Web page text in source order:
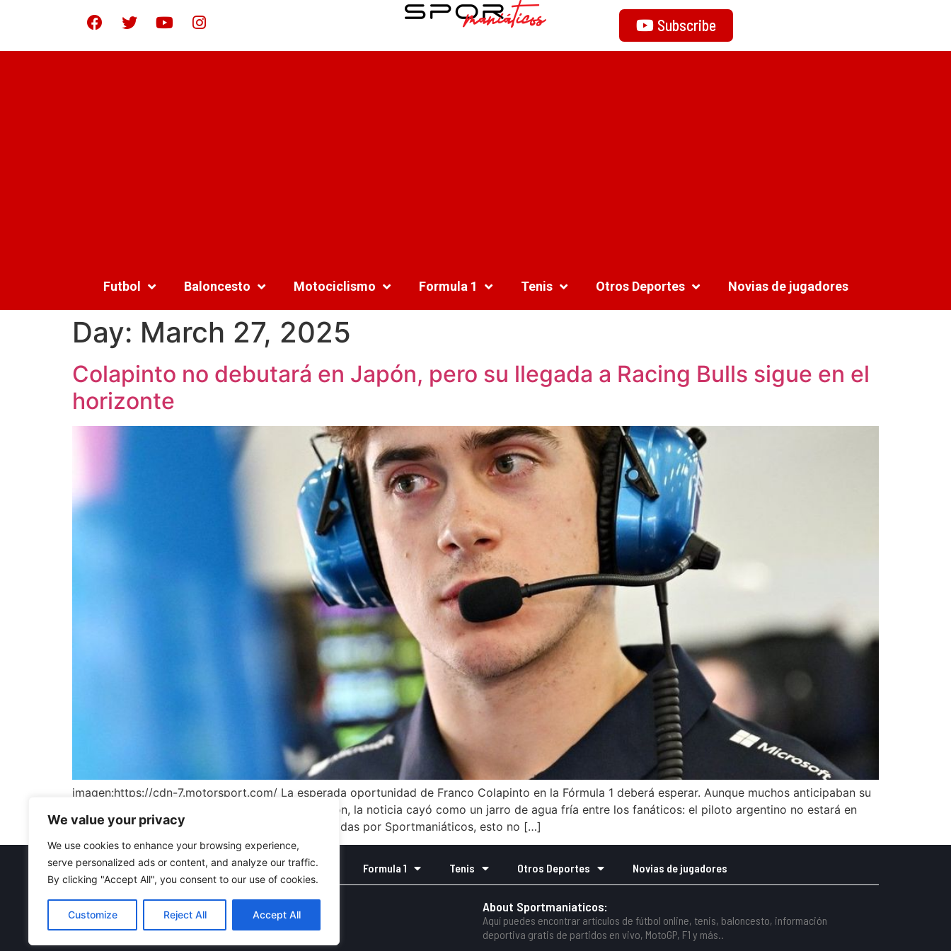
We value your privacy
We use cookies to enhance your browsing experience,
serve personalized ads or content, and analyze our traffic.
By clicking "Accept All", you consent to our use of cookies.
Customize Reject All Accept All
Subscribe
Futbol Baloncesto Motociclismo Formula 1 Tenis Otros Deportes Novias de jugadores
Day: March 27, 2025
Colapinto no debutará en Japón, pero su llegada a Racing Bulls sigue en el
horizonte
imagen:https://cdn-7.motorsport.com/ La esperada oportunidad de Franco Colapinto en la Fórmula 1 deberá esperar. Aunque muchos anticipaban su
debut con Racing Bulls en el Gran Premio de Japón, la noticia cayó como un jarro de agua fría entre los fanáticos: el piloto argentino no estará en
Suzuka. Sin embargo, según informaciones recogidas por Sportmaniáticos, esto no […]
Futbol Baloncesto Motociclismo Formula 1 Tenis Otros Deportes Novias de jugadores
About Sportmaniaticos:
Aquí puedes encontrar artículos de fútbol online, tenis, baloncesto, información
deportiva gratis de partidos en vivo, MotoGP, F1 y más..